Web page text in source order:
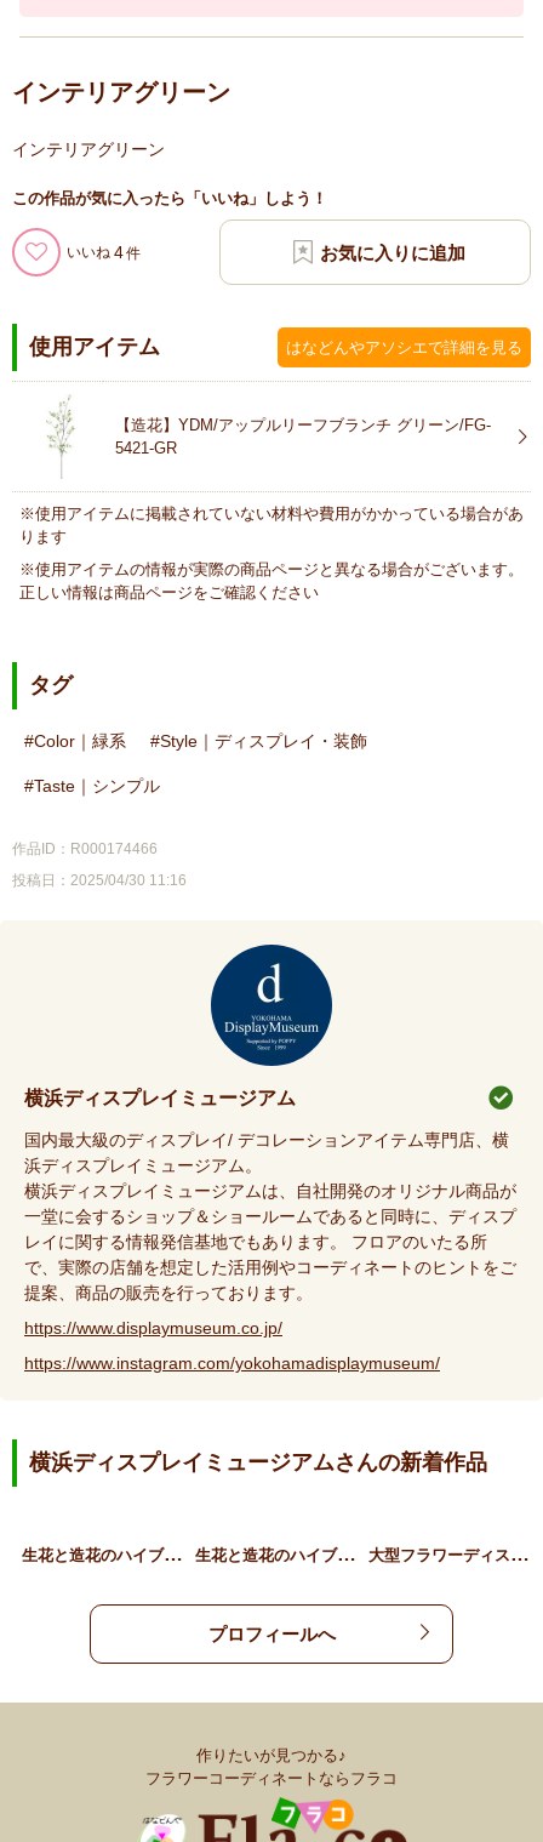
インテリアグリーン
インテリアグリーン
この作品が気に入ったら「いいね」しよう！
いいね 4
使用アイテム はなどんやアソシエで詳細を見る
【造花】YDM/アップルリーフブランチ グリーン/FG-
5421-GR
※使用アイテムに掲載されていない材料や費用がかかっている場合があ
ります
※使用アイテムの情報が実際の商品ページと異なる場合がございます。
正しい情報は商品ページをご確認ください
タグ
Color｜緑系 Style｜ディスプレイ・装飾
Taste｜シンプル
作品ID：R000174466
投稿日：2025/04/30 11:16
横浜ディスプレイミュージアム
国内最大級のディスプレイ/ デコレーションアイテム専門店、横
浜ディスプレイミュージアム。
横浜ディスプレイミュージアムは、自社開発のオリジナル商品が
一堂に会するショップ＆ショールームであると同時に、ディスプ
レイに関する情報発信基地でもあります。 フロアのいたる所
で、実際の店舗を想定した活用例やコーディネートのヒントをご
提案、商品の販売を行っております。
https://www.displaymuseum.co.jp/
https://www.instagram.com/yokohamadisplaymuseum/
横浜ディスプレイミュージアムさんの新着作品
生
花と造花のハイブリッドデ… 生
花と造花のハイブリッドデ… 大
型フラワーディスプレイ …
プロフィールへ
作りたいが見つかる♪
フラワーコーディネートならフラコ